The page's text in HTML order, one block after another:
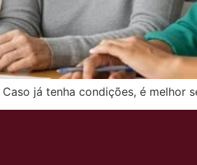
já tenha condições, é melhor